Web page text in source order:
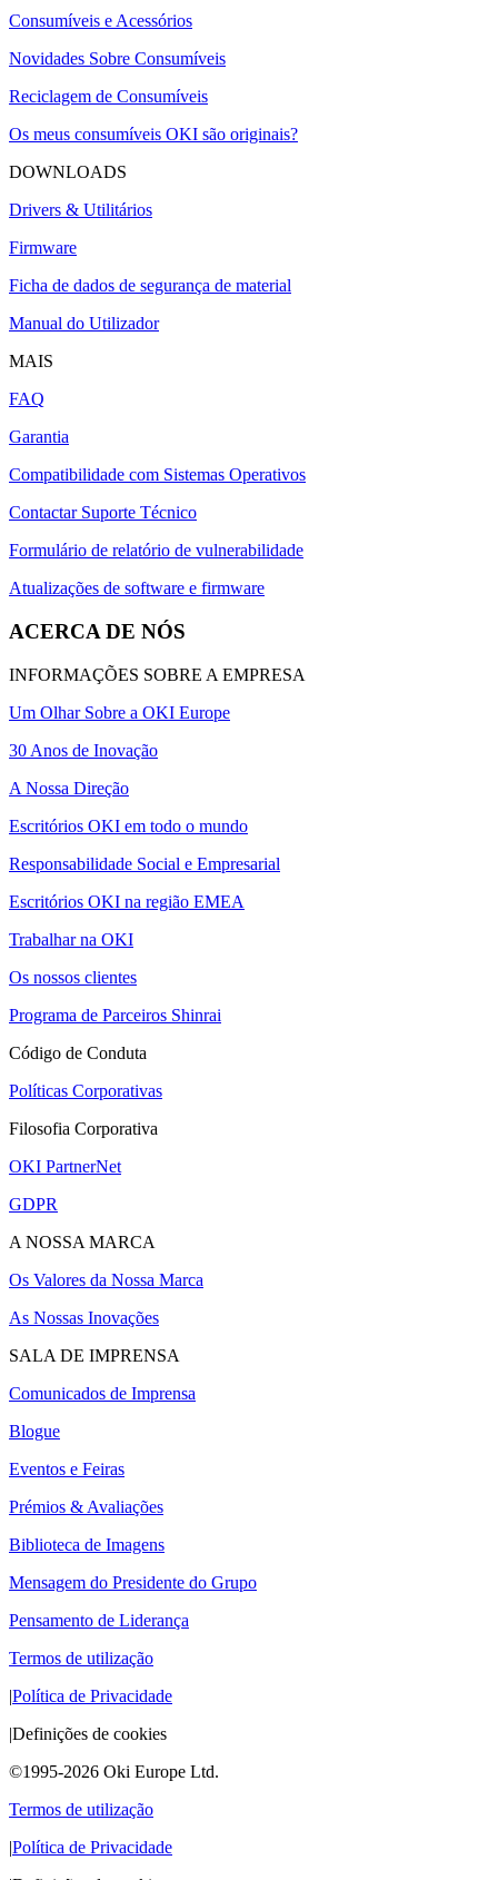
Consumíveis e Acessórios
Novidades Sobre Consumíveis
Reciclagem de Consumíveis
Os meus consumíveis OKI são originais?
DOWNLOADS
Drivers & Utilitários
Firmware
Ficha de dados de segurança de material
Manual do Utilizador
MAIS
FAQ
Garantia
Compatibilidade com Sistemas Operativos
Contactar Suporte Técnico
Formulário de relatório de vulnerabilidade
Atualizações de software e firmware
ACERCA DE NÓS
INFORMAÇÕES SOBRE A EMPRESA
Um Olhar Sobre a OKI Europe
30 Anos de Inovação
A Nossa Direção
Escritórios OKI em todo o mundo
Responsabilidade Social e Empresarial
Escritórios OKI na região EMEA
Trabalhar na OKI
Os nossos clientes
Programa de Parceiros Shinrai
Código de Conduta
Políticas Corporativas
Filosofia Corporativa
OKI PartnerNet
GDPR
A NOSSA MARCA
Os Valores da Nossa Marca
As Nossas Inovações
SALA DE IMPRENSA
Comunicados de Imprensa
Blogue
Eventos e Feiras
Prémios & Avaliações
Biblioteca de Imagens
Mensagem do Presidente do Grupo
Pensamento de Liderança
Termos de utilização
|Política de Privacidade
|Definições de cookies
©1995-2026 Oki Europe Ltd.
Termos de utilização
|Política de Privacidade